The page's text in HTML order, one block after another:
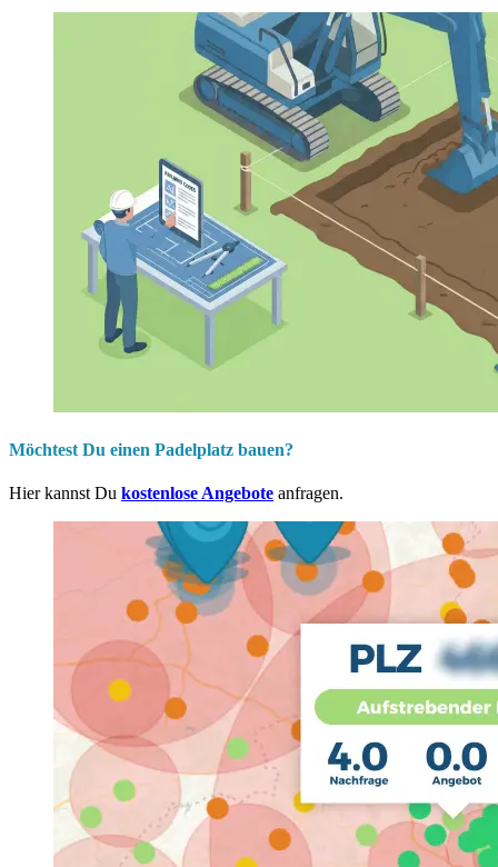
Möchtest Du einen Padelplatz bauen?
Hier kannst Du kostenlose Angebote anfragen.